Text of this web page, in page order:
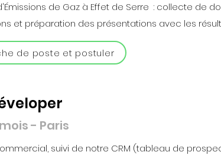
de Gaz à Effet de Serre : collecte de
et préparation des présentations avec les
de poste et postuler
- Paris
suivi de notre CRM (tableau de